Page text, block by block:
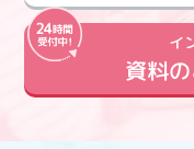
イ
資料